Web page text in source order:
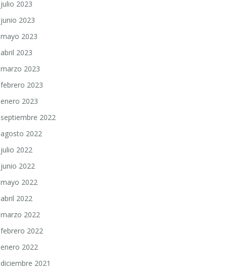
julio 2023
junio 2023
mayo 2023
abril 2023
marzo 2023
febrero 2023
enero 2023
septiembre 2022
agosto 2022
julio 2022
junio 2022
mayo 2022
abril 2022
marzo 2022
febrero 2022
enero 2022
diciembre 2021